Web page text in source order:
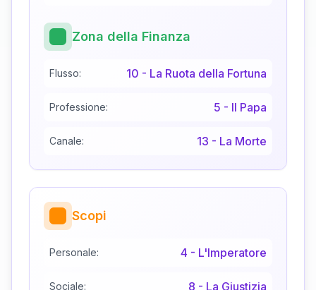
Zona della Finanza
Flusso: 10 - La Ruota della Fortuna
Professione: 5 - Il Papa
Canale: 13 - La Morte
Scopi
Personale: 4 - L'Imperatore
Sociale: 8 - La Giustizia